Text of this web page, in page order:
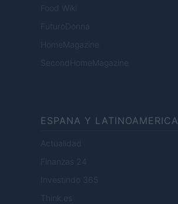
Food Wiki
FuturoDonna
HomeMagazine
SecondHomeMagazine
ESPANA Y LATINOAMERICA
Actualidad
Finanzas 24
Investindo 365
Think.es